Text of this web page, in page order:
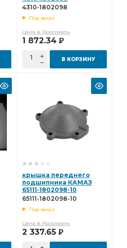
4310-1802098
Под заказ
Цена в Ярославль
1 872.34 Р
В КОРЗИНУ
крышка переднего
подшипника КАМАЗ
65111-1802098-10
65111-1802098-10
Под заказ
Цена в Ярославль
2 337.65 Р